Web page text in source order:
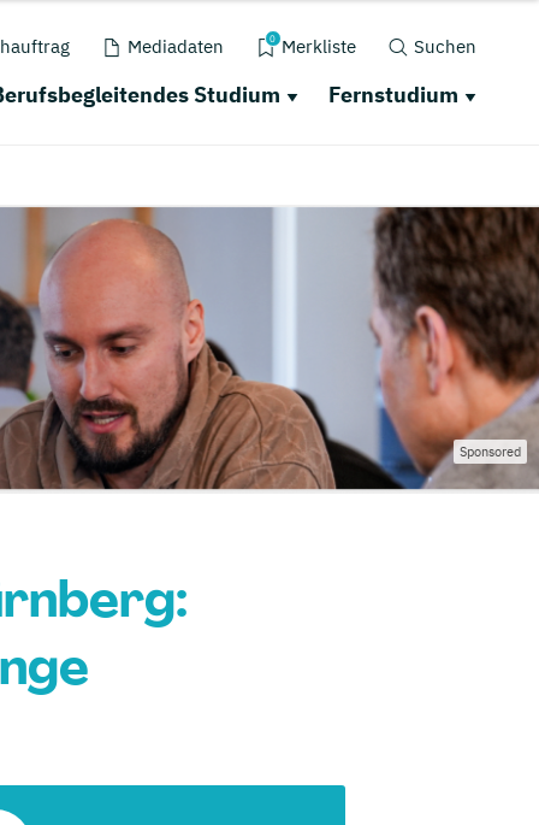
Mediadaten 0 Merkliste Suchen
Studium Fernstudium
Sponsored